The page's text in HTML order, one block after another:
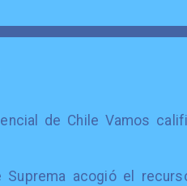
de Chile Vamos
Suprema acogió el